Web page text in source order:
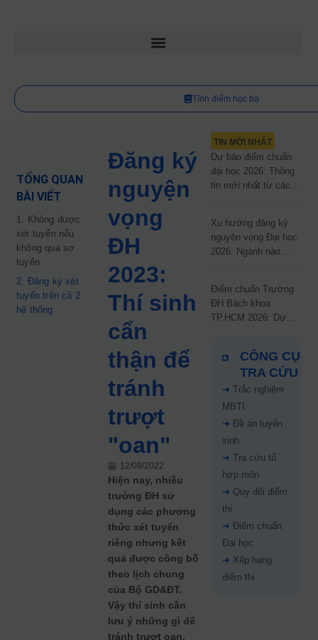
Tính điểm học bạ
TỔNG QUAN
BÀI VIẾT
1. Không được
xét tuyển nếu
không qua sơ
tuyển
2. Đăng ký xét
tuyển trên cả 2
hệ thống
Đăng ký
nguyện
vọng
ĐH
2023:
Thí sinh
cẩn
thận để
tránh
trượt
"oan"
12/08/2022
Hiện nay, nhiều
trường ĐH sử
dụng các phương
thức xét tuyển
riêng nhưng kết
quả được công bố
theo lịch chung
của Bộ GD&ĐT.
Vậy thí sinh cần
lưu ý những gì để
tránh trượt oan.
TIN MỚI NHẤT
Dự báo điểm chuẩn
đại học 2026: Thông
tin mới nhất từ các
Xu hướng đăng ký
nguyện vọng Đại học
2026: Ngành nào
Điểm chuẩn Trường
ĐH Bách khoa
TP.HCM 2026: Dự
67%
CÔNG CỤ
TRA CỨU
➜ Trắc nghiệm
MBTI
➜ Đề án tuyển
sinh
➜ Tra cứu tổ
hợp môn
➜ Quy đổi điểm
thi
➜ Điểm chuẩn
Đại học
➜ Xếp hạng
điểm thi